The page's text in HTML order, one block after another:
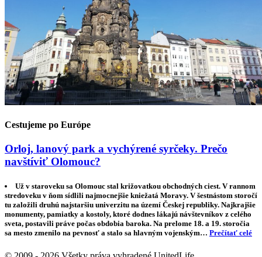
Cestujeme po Európe
Orloj, lanový park a vychýrené syrčeky. Prečo
navštíviť Olomouc?
Už v staroveku sa Olomouc stal križovatkou obchodných ciest. V rannom
stredoveku v ňom sídlili najmocnejšie kniežatá Moravy. V šestnástom storočí
tu založili druhú najstaršiu univerzitu na území Českej republiky. Najkrajšie
monumenty, pamiatky a kostoly, ktoré dodnes lákajú návštevníkov z celého
sveta, postavili práve počas obdobia baroka. Na prelome 18. a 19. storočia
sa mesto zmenilo na pevnosť a stalo sa hlavným vojenským… Prečítať celé